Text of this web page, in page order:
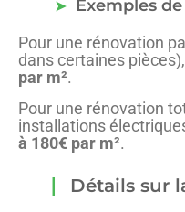
Exemples
Pour une rénovation
dans certaines
par m².
Pour une rénovation
installations
à 180€ par m².
Détails sur